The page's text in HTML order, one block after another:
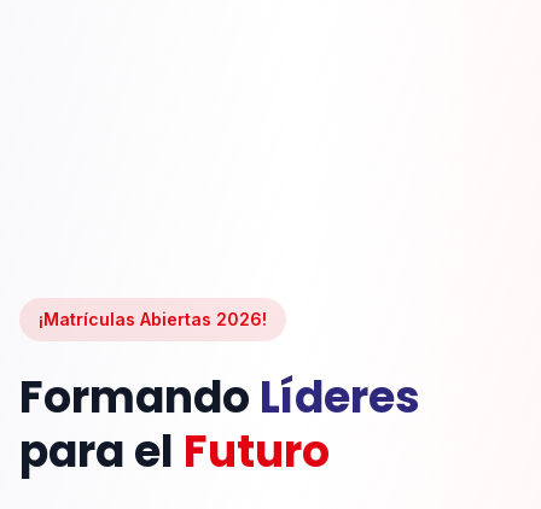
¡Matrículas Abiertas 2026!
Formando Líderes
para el Futuro